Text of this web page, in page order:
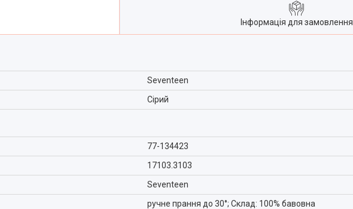
Інформація для замовлення
Seventeen
Сірий
77-134423
17103.3103
Seventeen
ручне прання до 30°; Склад: 100% бавовна